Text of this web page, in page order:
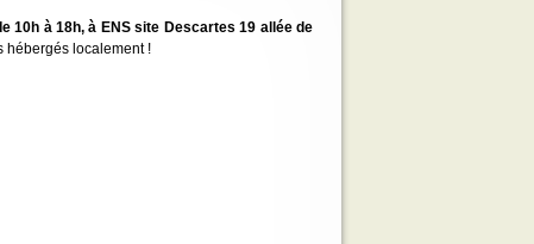
10h à 18h, à ENS site Descartes 19 allée de
hébergés localement !